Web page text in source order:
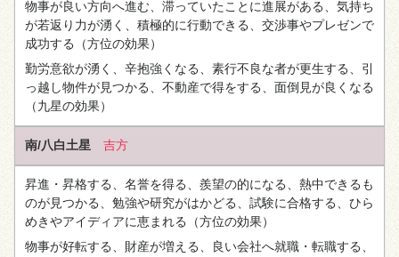
物事が良い方向へ進む、滞っていたことに進展がある、気持ち
が若返り力が湧く、積極的に行動できる、交渉事やプレゼンで
成功する （方位の効果）
勤労意欲が湧く、辛抱強くなる、素行不良な者が更生する、引
っ越し物件が見つかる、不動産で得をする、面倒見が良くなる
（九星の効果）
南/八白土星 吉方
昇進・昇格する、名誉を得る、羨望の的になる、熱中できるも
のが見つかる、勉強や研究がはかどる、試験に合格する、ひら
めきやアイディアに恵まれる （方位の効果）
物事が好転する、財産が増える、良い会社へ就職・転職する、